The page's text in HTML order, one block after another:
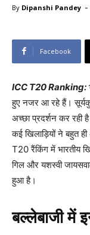
By Dipanshi Pandey -
Facebook
ICC T20 Ranking:
हुए नजर आ रहे हैं।
अच्छा प्रदर्शन कर रही
कई खिलाड़ियों ने बहुत
T20 रैंकिंग में भारतीय
गिल और यशस्वी
हुआ है।
बल्लेबाजी में